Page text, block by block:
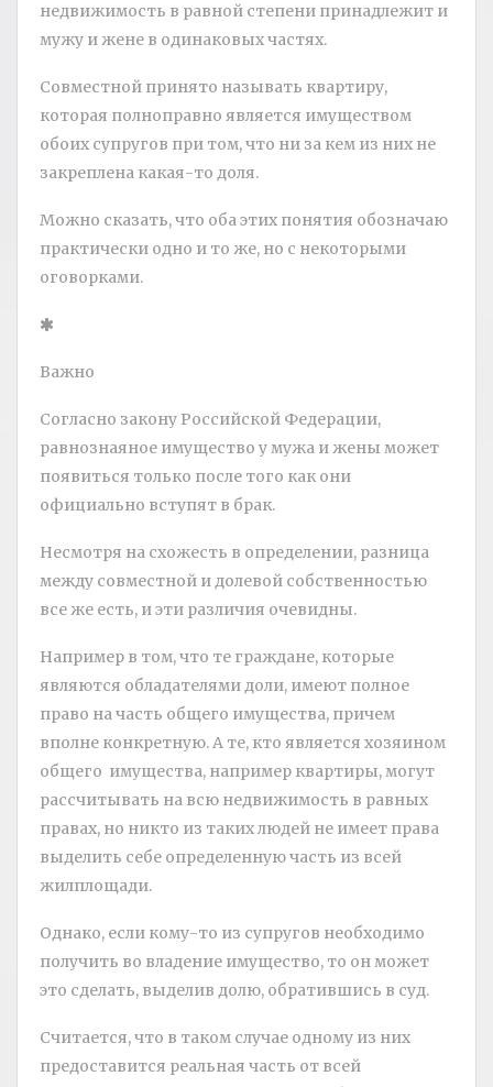
недвижимость в равной степени принадлежит и
мужу и жене в одинаковых частях.
Совместной принято называть квартиру,
которая полноправно является имуществом
обоих супругов при том, что ни за кем из них не
закреплена какая-то доля.
Можно сказать, что оба этих понятия обозначаю
практически одно и то же, но с некоторыми
оговорками.
Важно
Согласно закону Российской Федерации,
равнознаяное имущество у мужа и жены может
появиться только после того как они
официально вступят в брак.
Несмотря на схожесть в определении, разница
между совместной и долевой собственностью
все же есть, и эти различия очевидны.
Например в том, что те граждане, которые
являются обладателями доли, имеют полное
право на часть общего имущества, причем
вполне конкретную. А те, кто является хозяином
общего имущества, например квартиры, могут
рассчитывать на всю недвижимость в равных
правах, но никто из таких людей не имеет права
выделить себе определенную часть из всей
жилплощади.
Однако, если кому-то из супругов необходимо
получить во владение имущество, то он может
это сделать, выделив долю, обратившись в суд.
Считается, что в таком случае одному из них
предоставится реальная часть от всей